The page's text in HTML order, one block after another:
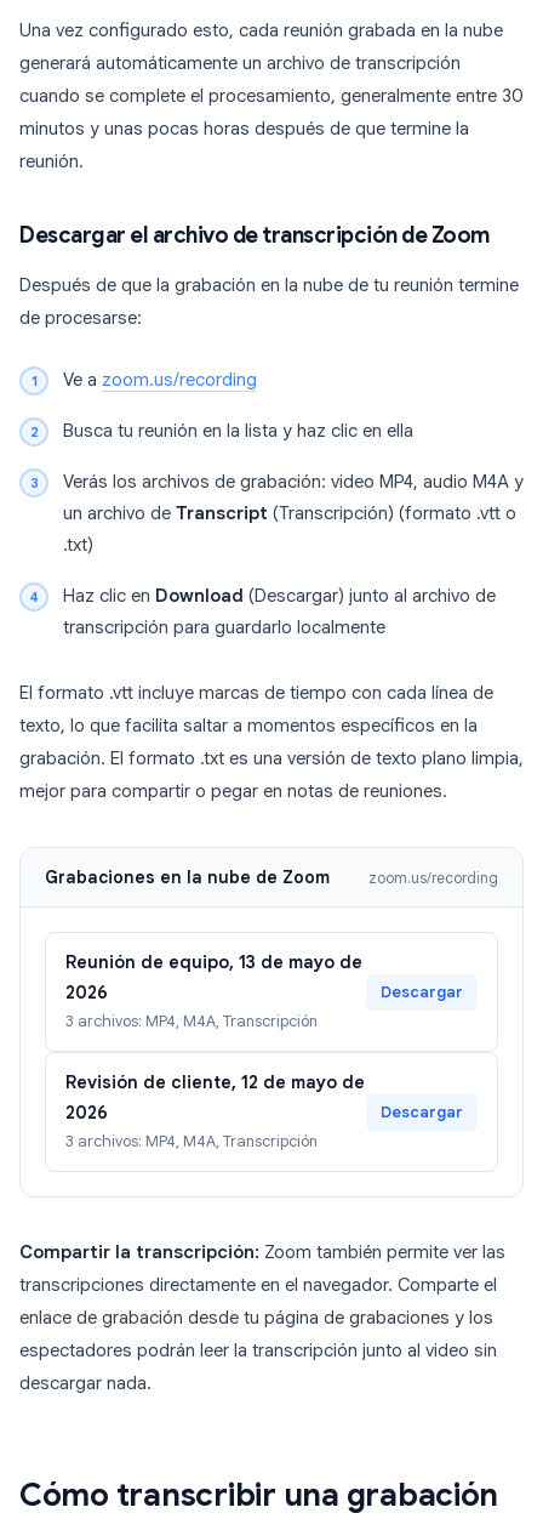
Una vez configurado esto, cada reunión grabada en la nube
generará automáticamente un archivo de transcripción
cuando se complete el procesamiento, generalmente entre 30
minutos y unas pocas horas después de que termine la
reunión.
Descargar el archivo de transcripción de Zoom
Después de que la grabación en la nube de tu reunión termine
de procesarse:
Ve a zoom.us/recording
Busca tu reunión en la lista y haz clic en ella
Verás los archivos de grabación: video MP4, audio M4A y
un archivo de Transcript (Transcripción) (formato .vtt o
.txt)
Haz clic en Download (Descargar) junto al archivo de
transcripción para guardarlo localmente
El formato .vtt incluye marcas de tiempo con cada línea de
texto, lo que facilita saltar a momentos específicos en la
grabación. El formato .txt es una versión de texto plano limpia,
mejor para compartir o pegar en notas de reuniones.
Grabaciones en la nube de Zoom zoom.us/recording
Reunión de equipo, 13 de mayo de
2026
3 archivos: MP4, M4A, Transcripción
Descargar
Revisión de cliente, 12 de mayo de
2026
3 archivos: MP4, M4A, Transcripción
Descargar
Compartir la transcripción: Zoom también permite ver las
transcripciones directamente en el navegador. Comparte el
enlace de grabación desde tu página de grabaciones y los
espectadores podrán leer la transcripción junto al video sin
descargar nada.
Cómo transcribir una grabación